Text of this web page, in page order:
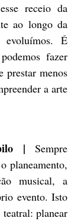
receio da
ao longo da
É
fazer
prestar menos
a arte
| Sempre
planeamento,
musical, a
evento. Isto
planear